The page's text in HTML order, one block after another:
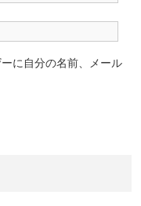
に自分の名前、メール